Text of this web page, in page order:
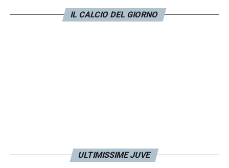
IL CALCIO DEL GIORNO
ULTIMISSIME JUVE